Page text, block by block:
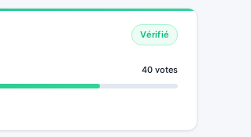
Vérifié
40 votes